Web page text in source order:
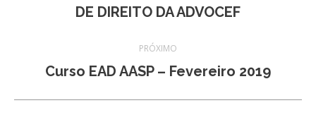
anterior:
DE DIREITO DA ADVOCEF
PRÓXIMO
Próximo
Curso EAD AASP – Fevereiro 2019